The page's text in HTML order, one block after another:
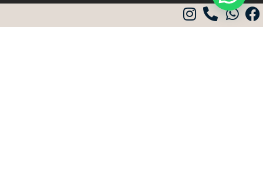
תנאי שימוש
תקנון שימוש